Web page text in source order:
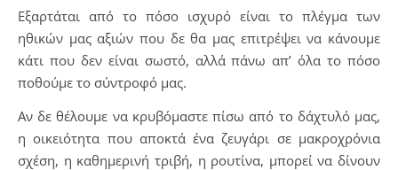
Εξαρτάται από το πόσο ισχυρό είναι το πλέγμα των
ηθικών μας αξιών που δε θα μας επιτρέψει να κάνουμε
κάτι που δεν είναι σωστό, αλλά πάνω απ’ όλα το πόσο
ποθούμε το σύντροφό μας.
Αν δε θέλουμε να κρυβόμαστε πίσω από το δάχτυλό μας,
η οικειότητα που αποκτά ένα ζευγάρι σε μακροχρόνια
σχέση, η καθημερινή τριβή, η ρουτίνα, μπορεί να δίνουν